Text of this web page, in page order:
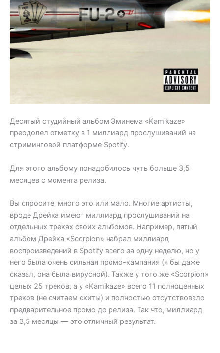
Десятый студийный альбом Эминема «Kamikaze»
преодолел отметку в 1 миллиард прослушиваний на
стриминговой платформе Spotify.
Для этого альбому понадобилось чуть больше 3,5
месяцев с момента релиза.
Вы спросите, много это или мало. Многие артисты,
вроде Дрейка имеют миллиард прослушиваний на
отдельных треках своих альбомов. Например, пятый
альбом Дрейка «Scorpion» набрал миллиард
воспроизведений в Spotify всего за одну неделю, но у
него была очень сильная промо-кампания (я бы даже
сказал, она была вирусной). Также у того же «Scorpion»
целых 25 треков, а у «Kamikaze» всего 11 полноценных
треков (не считаем скиты) и полностью отсутствовало
предварительное промо до релиза. Так что, миллиард
за 3,5 месяцы — это отличный результат.